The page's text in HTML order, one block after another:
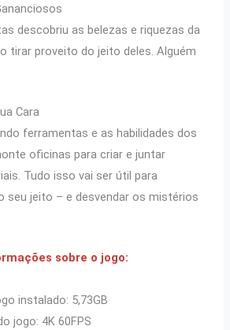
descobriu as belezas e riquezas da
tirar proveito do jeito deles. Alguém
Cara
ferramentas e as habilidades dos
oficinas para criar e juntar
Tudo isso vai ser útil para
seu jeito – e desvendar os mistérios
sobre o jogo:
instalado: 5,73GB
jogo: 4K 60FPS